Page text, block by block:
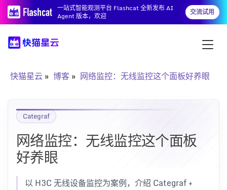
一站式智能观测平台 Flashcat 全新发布 AI
Agent 版本，欢迎
交流试用
快猫星云 博客 网络监控：无线监控这个面板好养眼
Categraf
网络监控：无线监控这个面板
好养眼
以 H3C 无线设备监控为案例，介绍 Categraf +